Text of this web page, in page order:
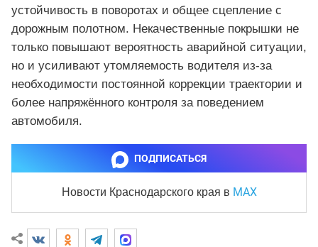
устойчивость в поворотах и общее сцепление с
дорожным полотном. Некачественные покрышки не
только повышают вероятность аварийной ситуации,
но и усиливают утомляемость водителя из-за
необходимости постоянной коррекции траектории и
более напряжённого контроля за поведением
автомобиля.
ПОДПИСАТЬСЯ
Новости Краснодарского края в MAX